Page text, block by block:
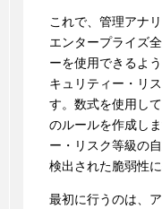
これで、管理アナ
エンタープライズ
ーを使用できるよ
キュリティー・リ
す。数式を使用し
のルールを作成し
ー・リスク等級の
検出された脆弱性
最初に行うのは、